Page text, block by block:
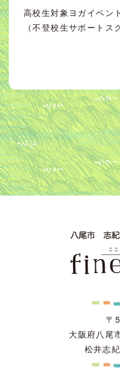
高校生対象ヨガイベント
（不登校生サポートス
〒
大阪府八尾
松井志